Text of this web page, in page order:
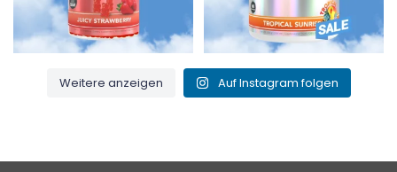
Weitere anzeigen Auf Instagram folgen